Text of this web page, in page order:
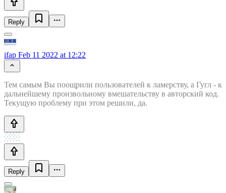
Reply
ifap Feb 11 2022 at 12:22
Тем самым Вы поощрили пользователей к ламерству, а Гугл - к
дальнейшему произвольному вмешательству в авторский код.
Текущую проблему при этом решили, да.
Reply